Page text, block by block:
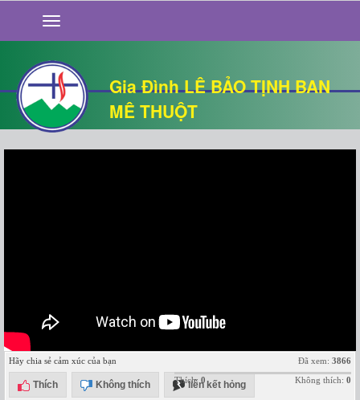
Gia Đình LÊ BẢO TỊNH BAN
MÊ THUỘT
GIỚI THIỆU
TIN TỨC
SỐNG ĐẠO
CHUYỆN NHÀ
QUÁN VĂN
Hãy chia sẻ cảm xúc của bạn
Thích Không thích liên kết hỏng
Đã xem: 3866
Thích: 0 Không thích: 0